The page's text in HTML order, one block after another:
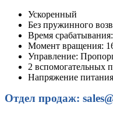
Ускоренный
Без пружинного
Время
Момент вращения:
Управление:
2 вспомогательных
Напряжение
Отдел продаж: